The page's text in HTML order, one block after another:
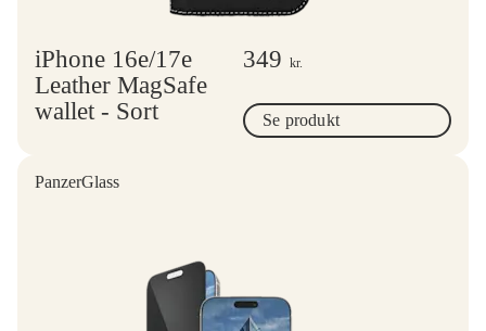
iPhone 16e/17e
Leather MagSafe
wallet - Sort
349 kr.
Se produkt
PanzerGlass